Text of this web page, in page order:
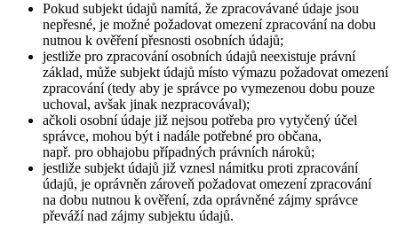
Pokud subjekt údajů namítá, že zpracovávané údaje jsou
nepřesné, je možné požadovat omezení zpracování na dobu
nutnou k ověření přesnosti osobních údajů;
jestliže pro zpracování osobních údajů neexistuje právní
základ, může subjekt údajů místo výmazu požadovat omezení
zpracování (tedy aby je správce po vymezenou dobu pouze
uchoval, avšak jinak nezpracovával);
ačkoli osobní údaje již nejsou potřeba pro vytyčený účel
správce, mohou být i nadále potřebné pro občana,
např. pro obhajobu případných právních nároků;
jestliže subjekt údajů již vznesl námitku proti zpracování
údajů, je oprávněn zároveň požadovat omezení zpracování
na dobu nutnou k ověření, zda oprávněné zájmy správce
převáží nad zájmy subjektu údajů.